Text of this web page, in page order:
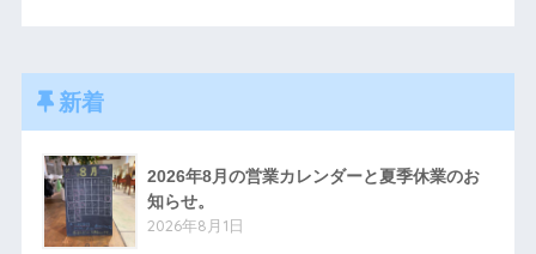
新着
2026年8月の営業カレンダーと夏季休業のお
知らせ。
2026年8月1日